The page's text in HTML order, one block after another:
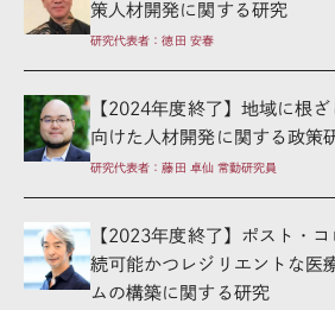
策人材開発に関する研究
研究代表者：徳田 安春
【2024年度終了】地域に根
向けた人材開発に関する政策
研究代表者：藤田 卓仙 常勤研究員
【2023年度終了】ポスト・
続可能かつレジリエントな医
ムの構築に関する研究